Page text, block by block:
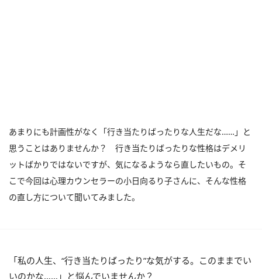
あまりにも計画性がなく「行き当たりばったりな人生だな……」と
思うことはありませんか？ 行き当たりばったりな性格はデメリ
ットばかりではないですが、気になるようなら直したいもの。そ
こで今回は心理カウンセラーの小日向るり子さんに、そんな性格
の直し方について聞いてみました。
「私の人生、“行き当たりばったり”な気がする。このままでい
いのかな……」と悩んでいませんか？